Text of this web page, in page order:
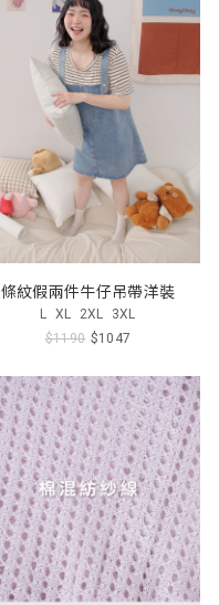
條紋假兩件牛仔吊帶洋裝
L XL 2XL 3XL
$1190 $1047